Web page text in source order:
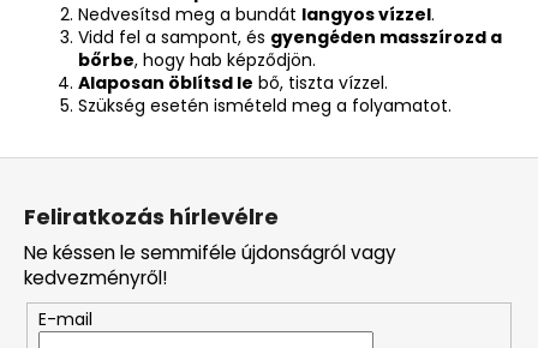
Nedvesítsd meg a bundát langyos vízzel.
Vidd fel a sampont, és gyengéden masszírozd a
bőrbe, hogy hab képződjön.
Alaposan öblítsd le bő, tiszta vízzel.
Szükség esetén ismételd meg a folyamatot.
L
Feliratkozás hírlevélre
Ne késsen le semmiféle újdonságról vagy
kedvezményről!
E-mail